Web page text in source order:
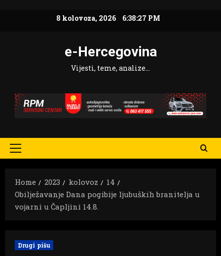
8 kolovoza, 2026 6:38:29 PM
e-Hercegovina
Vijesti, teme, analize…
Primary
Home
2023 kolovoz
14
Obilježavanje Dana pogibije ljubuških branitelja u
vojarni u Čapljini 14.8.
Drugi pišu